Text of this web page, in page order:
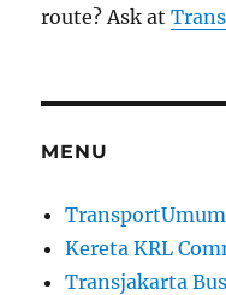
route? Ask at
MENU
Kereta KRL
Transjakarta